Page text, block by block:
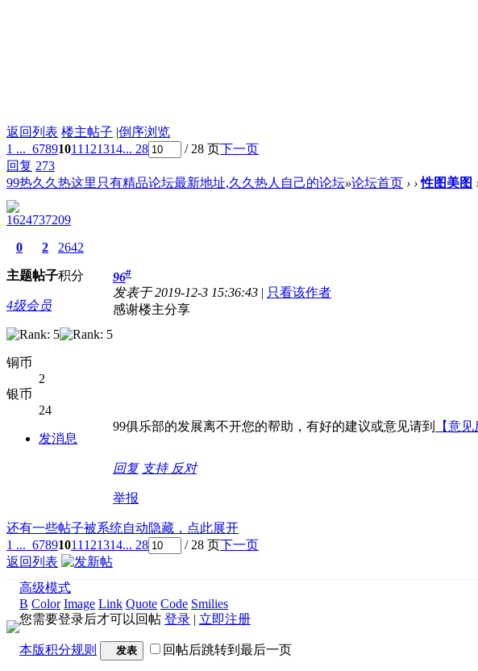
返回列表 楼主帖子 |倒序浏览
1 ... 67891011 121314... 28 / 28 页下一页
回复 273
99热久久热这里只有精品论坛最新地址,久久热人自己的论坛»论坛首页 › › 性图美图
1624737209
0
主题
2
帖子
2642
积分
4级会员
铜币
2
银币
24
发消息
96#
发表于 2019-12-3 15:36:43 | 只看该作者
感谢楼主分享
99俱乐部的发展离不开您的帮助，有好的建议或意见请到 【意见
回复 支持 反对
举报
还有一些帖子被系统自动隐藏，点此展开
1 ... 67891011 121314... 28 / 28 页下一页
返回列表
高级模式
B Color Image Link Quote Code Smilies
您需要登录后才可以回帖 登录 | 立即注册
本版积分规则 发表 回帖后跳转到最后一页